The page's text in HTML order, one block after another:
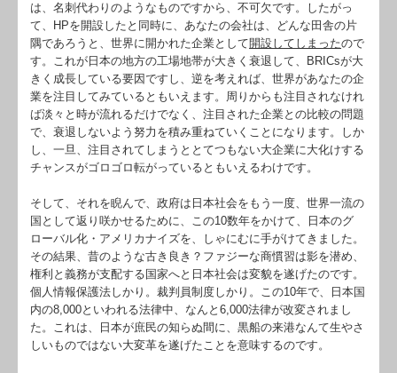
は、名刺代わりのようなものですから、不可欠です。したがっ
て、HPを開設したと同時に、あなたの会社は、どんな田舎の片
隅であろうと、世界に開かれた企業として開設してしまったので
す。これが日本の地方の工場地帯が大きく衰退して、BRICsが大
きく成長している要因ですし、逆を考えれば、世界があなたの企
業を注目してみているともいえます。周りからも注目されなけれ
ば淡々と時が流れるだけでなく、注目された企業との比較の問題
で、衰退しないよう努力を積み重ねていくことになります。しか
し、一旦、注目されてしまうととてつもない大企業に大化けする
チャンスがゴロゴロ転がっているともいえるわけです。
そして、それを睨んで、政府は日本社会をもう一度、世界一流の
国として返り咲かせるために、この10数年をかけて、日本のグ
ローバル化・アメリカナイズを、しゃにむに手がけてきました。
その結果、昔のような古き良き？ファジーな商慣習は影を潜め、
権利と義務が支配する国家へと日本社会は変貌を遂げたのです。
個人情報保護法しかり。裁判員制度しかり。この10年で、日本国
内の8,000といわれる法律中、なんと6,000法律が改変されまし
た。これは、日本が庶民の知らぬ間に、黒船の来港なんて生やさ
しいものではない大変革を遂げたことを意味するのです。